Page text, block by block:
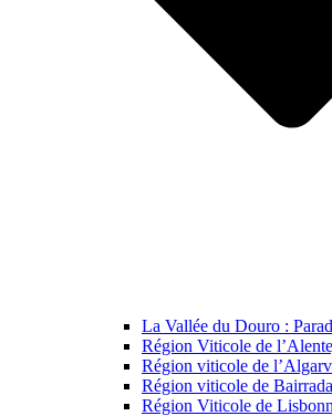
La Vallée du Douro :
Région Viticole de
Région viticole de
Région viticole de Bairrada
Région Viticole de